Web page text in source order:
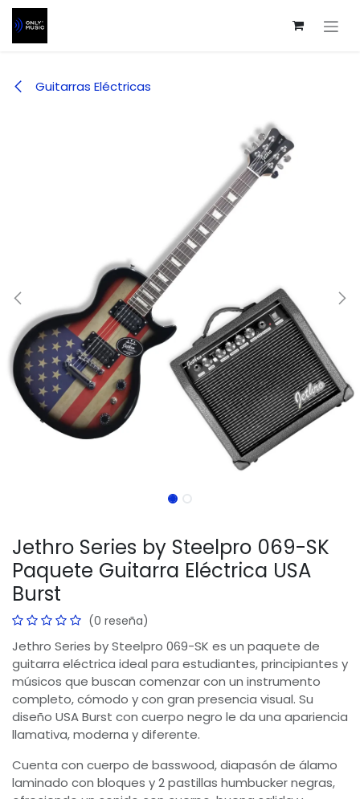
Ir al contenido
Guitarras Eléctricas
Jethro Series by Steelpro 069-SK
Paquete Guitarra Eléctrica USA
Burst
(0 reseña)
Jethro Series by Steelpro 069-SK es un paquete de
guitarra eléctrica ideal para estudiantes, principiantes y
músicos que buscan comenzar con un instrumento
completo, cómodo y con gran presencia visual. Su
diseño USA Burst con cuerpo negro le da una apariencia
llamativa, moderna y diferente.
Cuenta con cuerpo de basswood, diapasón de álamo
laminado con bloques y 2 pastillas humbucker negras,